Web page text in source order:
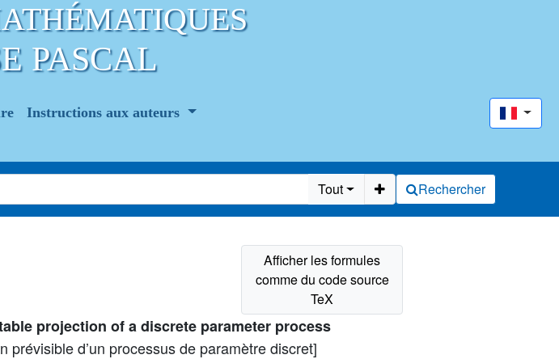
PASCAL
Instructions aux auteurs
Tout Rechercher
projection of a discrete parameter process
d’un processus de paramètre discret]